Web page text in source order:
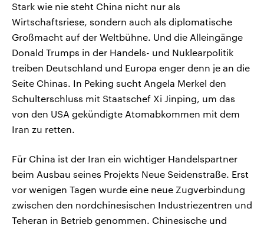
Stark wie nie steht China nicht nur als
Wirtschaftsriese, sondern auch als diplomatische
Großmacht auf der Weltbühne. Und die Alleingänge
Donald Trumps in der Handels- und Nuklearpolitik
treiben Deutschland und Europa enger denn je an die
Seite Chinas. In Peking sucht Angela Merkel den
Schulterschluss mit Staatschef Xi Jinping, um das
von den USA gekündigte Atomabkommen mit dem
Iran zu retten.
Für China ist der Iran ein wichtiger Handelspartner
beim Ausbau seines Projekts Neue Seidenstraße. Erst
vor wenigen Tagen wurde eine neue Zugverbindung
zwischen den nordchinesischen Industriezentren und
Teheran in Betrieb genommen. Chinesische und